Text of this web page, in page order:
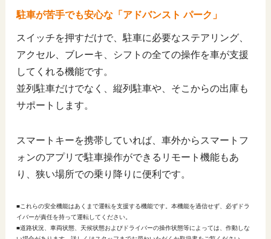
駐車が苦手でも安心な「アドバンスト パーク」
スイッチを押すだけで、駐車に必要なステアリング、
アクセル、ブレーキ、シフトの全ての操作を車が支援
してくれる機能です。
並列駐車だけでなく、縦列駐車や、そこからの出庫も
サポートします。
スマートキーを携帯していれば、車外からスマートフ
ォンのアプリで駐車操作ができるリモート機能もあ
り、狭い場所での乗り降りに便利です。
■これらの安全機能はあくまで運転を支援する機能です。本機能を過信せず、必ずドラ
イバーが責任を持って運転してください。
■道路状況、車両状態、天候状態およびドライバーの操作状態等によっては、作動しな